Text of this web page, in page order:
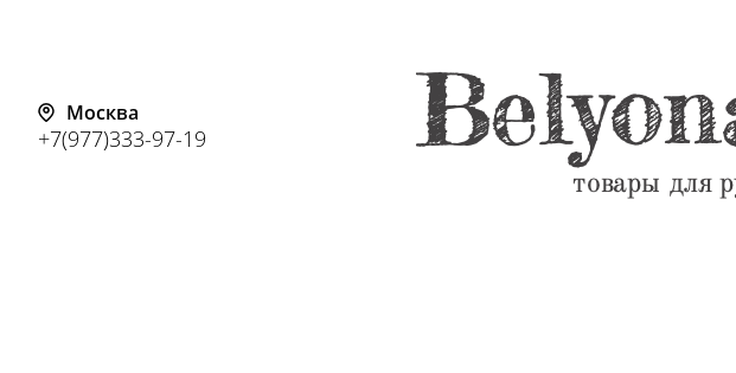
Москва
+7(977)333-97-19